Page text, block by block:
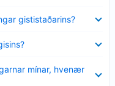
gististaðarins?
mínar, hvenær